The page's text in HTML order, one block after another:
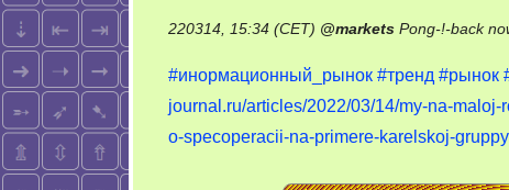
220314, 15:34 (CET) @markets Pong-!-back
#инормационный_рынок #тренд #рынок
journal.ru/articles/2022/03/14/my-na-
o-specoperacii-na-primere-karelskoj-gruppy